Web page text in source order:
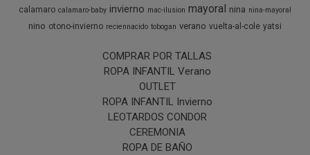
calamaro calamaro-baby invierno mac-ilusion mayoral nina nina-mayoral
nino otono-invierno reciennacido tobogan verano vuelta-al-cole yatsi
COMPRAR POR TALLAS
ROPA INFANTIL Verano
OUTLET
ROPA INFANTIL Invierno
LEOTARDOS CONDOR
CEREMONIA
ROPA DE BAÑO